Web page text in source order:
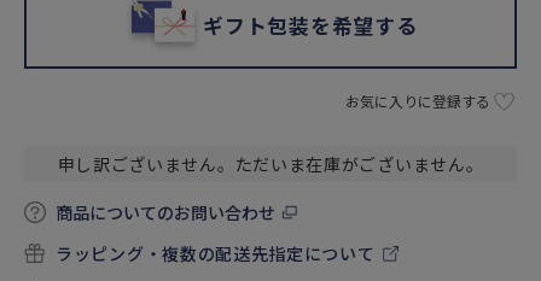
ギフト包装を希望する
お気に入りに登録する
申し訳ございません。ただいま在庫がございません。
商品についてのお問い合わせ
ラッピング・複数の配送先指定について